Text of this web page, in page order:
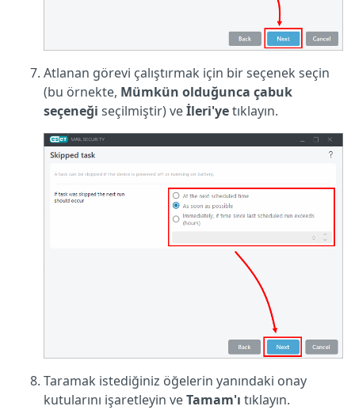
Atlanan görevi çalıştırmak için bir seçenek seçin
(bu örnekte, Mümkün olduğunca çabuk
seçeneği seçilmiştir) veİleri'yetıklayın.
Taramak istediğiniz öğelerin yanındaki onay
kutularını işaretleyin veTamam'ı tıklayın.